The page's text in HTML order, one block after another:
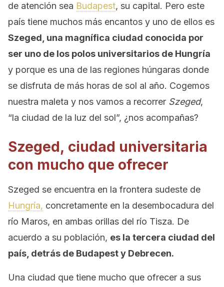
de atención sea Budapest, su capital. Pero este
país tiene muchos más encantos y uno de ellos es
Szeged, una magnífica ciudad conocida por
ser uno de los polos universitarios de Hungría
y porque es una de las regiones húngaras donde
se disfruta de más horas de sol al año. Cogemos
nuestra maleta y nos vamos a recorrer Szeged,
“la ciudad de la luz del sol”, ¿nos acompañas?
Szeged, ciudad universitaria
con mucho que ofrecer
Szeged se encuentra en la frontera sudeste de
Hungría, concretamente en la desembocadura del
río Maros, en ambas orillas del río Tisza. De
acuerdo a su población, es la tercera ciudad del
país, detrás de Budapest y Debrecen.
Una ciudad que tiene mucho que ofrecer a sus